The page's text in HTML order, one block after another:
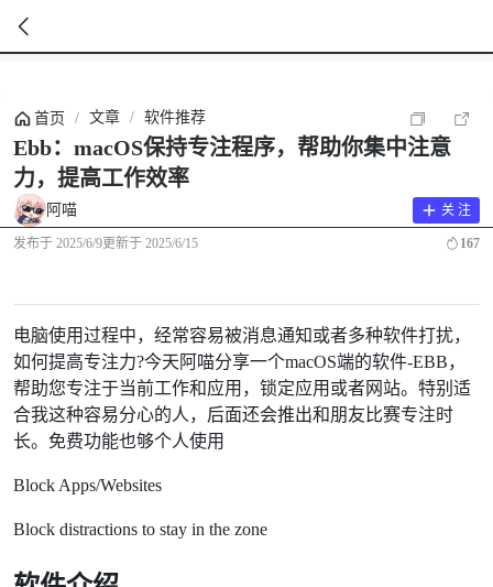
首页 / 文章 / 软件推荐
Ebb：macOS保持专注程序，帮助你集中注意
力，提高工作效率
阿喵 关 注
发布于 2025/6/9更新于 2025/6/15 167
电脑使用过程中，经常容易被消息通知或者多种软件打扰，
如何提高专注力?今天阿喵分享一个macOS端的软件-EBB，
帮助您专注于当前工作和应用，锁定应用或者网站。特别适
合我这种容易分心的人，后面还会推出和朋友比赛专注时
长。免费功能也够个人使用
Block Apps/Websites
Block distractions to stay in the zone